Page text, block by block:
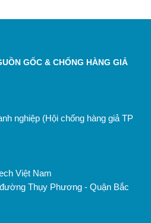
GỐC & CHỐNG HÀNG GIẢ
nghiệp (Hội chống hàng giả TP
Việt Nam
Thụy Phương - Quận Bắc